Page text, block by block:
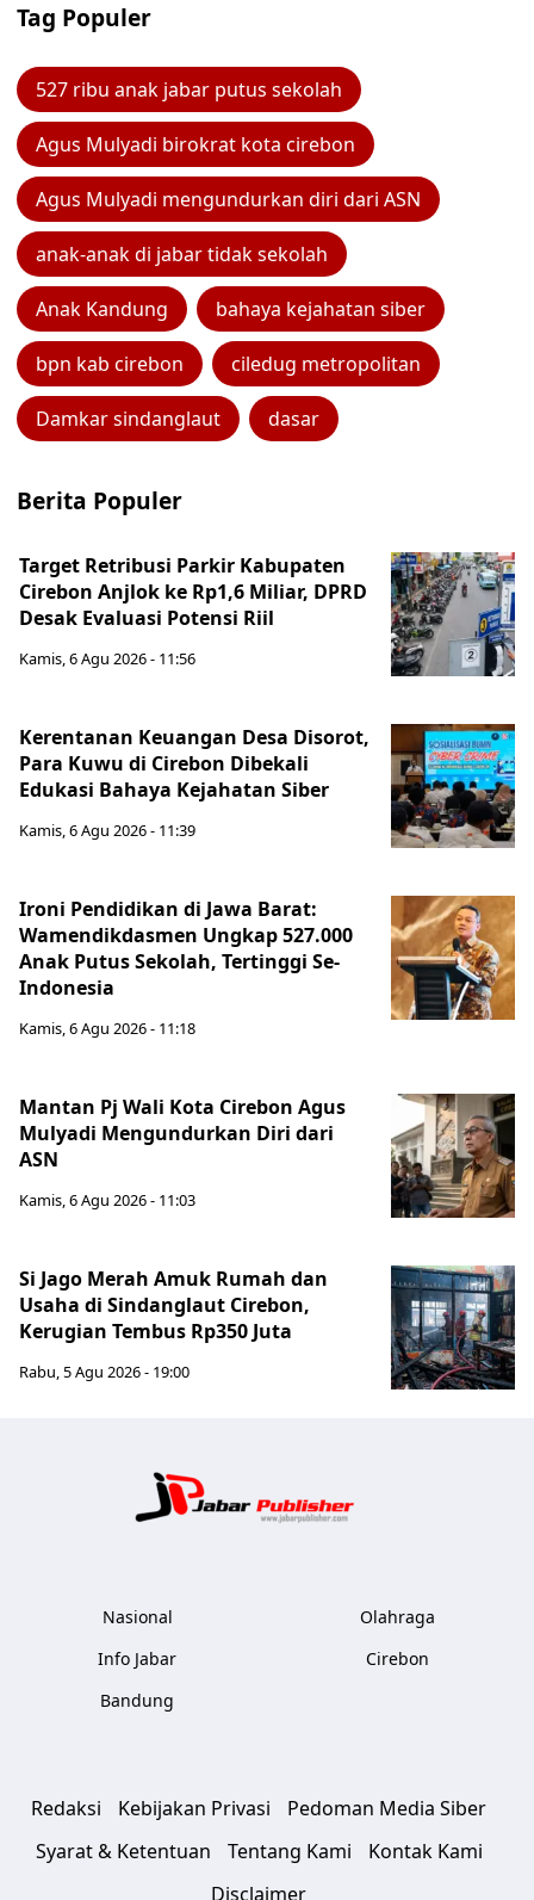
Tag Populer
527 ribu anak jabar putus sekolah
Agus Mulyadi birokrat kota cirebon
Agus Mulyadi mengundurkan diri dari ASN
anak-anak di jabar tidak sekolah
Anak Kandung bahaya kejahatan siber
bpn kab cirebon ciledug metropolitan
Damkar sindanglaut dasar
Berita Populer
Target Retribusi Parkir Kabupaten
Cirebon Anjlok ke Rp1,6 Miliar, DPRD
Desak Evaluasi Potensi Riil
Kamis, 6 Agu 2026 - 11:56
Kerentanan Keuangan Desa Disorot,
Para Kuwu di Cirebon Dibekali
Edukasi Bahaya Kejahatan Siber
Kamis, 6 Agu 2026 - 11:39
Ironi Pendidikan di Jawa Barat:
Wamendikdasmen Ungkap 527.000
Anak Putus Sekolah, Tertinggi Se-
Indonesia
Kamis, 6 Agu 2026 - 11:18
Mantan Pj Wali Kota Cirebon Agus
Mulyadi Mengundurkan Diri dari
ASN
Kamis, 6 Agu 2026 - 11:03
Si Jago Merah Amuk Rumah dan
Usaha di Sindanglaut Cirebon,
Kerugian Tembus Rp350 Juta
Rabu, 5 Agu 2026 - 19:00
Nasional
Info Jabar
Bandung
Olahraga
Cirebon
Redaksi Kebijakan Privasi
Pedoman Media Siber
Syarat & Ketentuan
Tentang Kami
Kontak Kami
Disclaimer